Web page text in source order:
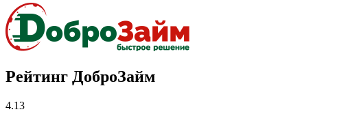
Рейтинг ДоброЗайм
4.13